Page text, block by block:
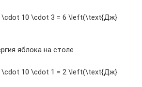
\cdot 10 \cdot 3 = 6 \left(\text{Дж}
яблока на столе
\cdot 10 \cdot 1 = 2 \left(\text{Дж}